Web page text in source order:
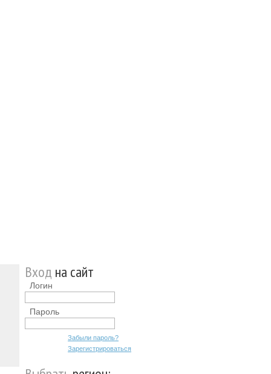
Вход на сайт
Логин
Пароль
Забыли пароль?
Зарегистрироваться